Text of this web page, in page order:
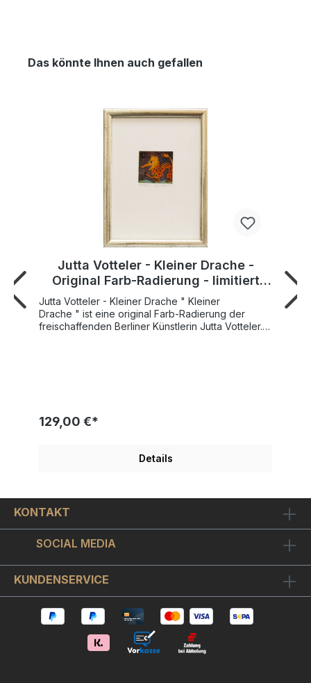
Das könnte Ihnen auch gefallen
Jutta Votteler - Kleiner Drache -
Original Farb-Radierung - limitiert
und handsigniert
Jutta Votteler - Kleiner Drache " Kleiner
Drache " ist eine original Farb-Radierung der
freischaffenden Berliner Künstlerin Jutta Votteler.
für die Seele wirken und uns helfen können,
und daraus Kraft und Zuversicht für den Alltag zu
schöpfen.Das Motivmaß ist ca. 5,9x5,6 cm. Sie
Bilderrahmen in warmem Silber und schwarz
durchrieben aus unserem eigenen Rahmen-Studio.
Der Bilderrahmen wurde von uns mit
hochwertigem Museumsglas versehen. Sie
erhalten Mirogard magic, das ist ein wie
Brillengläser oder Kameralinsen optisch
vergütetes hightec Bilderglas. Es ist entspiegelt,
ein Format von ca. 24x18 cm.Die weltweit limitierte
Auflage von " Kleiner Drache " beträgt nur 120
Exemplare plus Künstlerexemplare. Weitere Jutta
Votteler Bilder finden Sie hier!
129,00 €*
Details
KONTAKT
SOCIAL MEDIA
KUNDENSERVICE